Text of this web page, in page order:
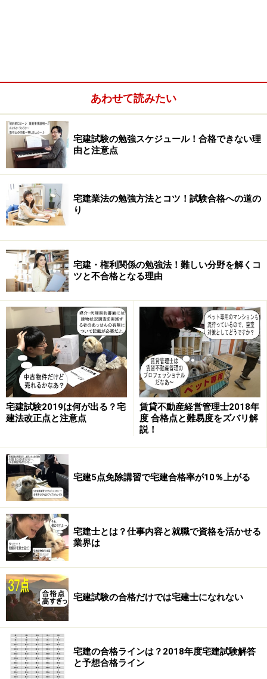
建試験に短期間で合格する方法を、「不合格になる理
由」という逆説的な視点から、まとめてみたいと思いま
す。
そもそも勉強していないから不合格になる
宅建試験に限らずどんな試験も勉強せずに合格すること
はできません。
たまに「四択だから、4分の1の確率で当たるし、あとは
運まかせだ」という受講者の声を聞くことがあります。
たしかに、1～2問程度なら当たることもあるでしょう。
しかし、それ以上に外れる可能性が高く、思っている以
上に四択といえども当たらないものです。
運は、努力して勉強した方に訪れるものです。「たまた
ま昨日復習した模擬試験の問題が2問も出題された
よ！」という強運も、勉強したからこそ訪れるもので
す。
勉強せずに合格したいと思っている方は、その考え方を
改めることから始めましょう。
【解決方法】
1．合格した後の自分を具体的にイメージする
夢も目標もなく、ただ頑張れ！と言われても無理な話で
す。やはり、具体的な夢や目標があってこそ、そこに向
けて頑張れるものです。そして、その夢や目標は抽象的
ではだめです。具体的であればあるほどやる気も出てき
ます。たとえば、取引主任者として部下を従えてお客様
に重要事項説明をしている自分をイメージしたり、資格
手当で給料が増えることで、ほしかった外車を購入して
あわせて読みたい
宅建試験の勉強スケジュール！合格できない理
由と注意点
宅建業法の勉強方法とコツ！試験合格への道の
り
宅建・権利関係の勉強法！難しい分野を解くコ
ツと不合格となる理由
宅建試験2019は何が出る？宅
建法改正点と注意点
賃貸不動産経営管理士2018年
度 合格点と難易度をズバリ解
説！
宅建5点免除講習で宅建合格率が10％上がる
宅建士とは？仕事内容と就職で資格を活かせる
業界は
宅建試験の合格だけでは宅建士になれない
宅建の合格ラインは？2018年度宅建試験解答
と予想合格ライン